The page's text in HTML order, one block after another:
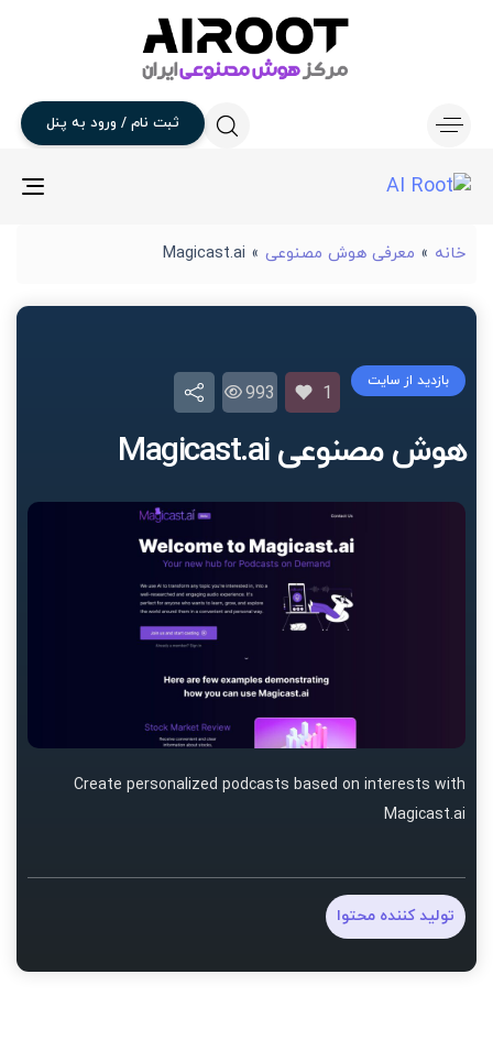
ثبت نام / ورود به پنل
خانه » معرفی هوش مصنوعی »
Magicast.ai
هوش مصنوعی Magicast.ai
بازدید از سایت
1
993
Create personalized podcasts based on interests with
Magicast.ai
تولید کننده محتوا